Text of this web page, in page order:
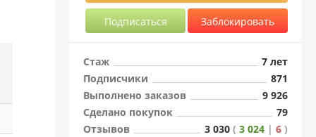
Подписаться Заблокировать
Стаж
7 лет
871
Подписчики
9 926
Выполнено заказов
79
Сделано покупок
3 030 ( 3 024 | 6 )
Отзывов